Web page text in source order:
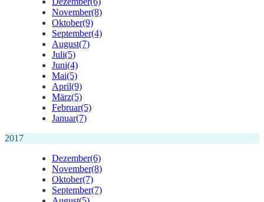
November(8)
Oktober(9)
September(4)
August(7)
Juli(5)
Juni(4)
Mai(5)
April(9)
März(5)
Februar(5)
Januar(7)
2017
Dezember(6)
November(8)
Oktober(7)
September(7)